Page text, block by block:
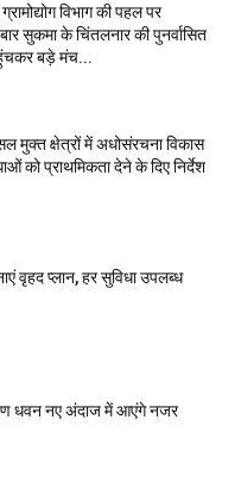
विभाग की पहल पर
सुकमा के चिंतलनार की पुनर्वासित
बड़े मंच...
मुक्त क्षेत्रों में अधोसंरचना विकास
को प्राथमिकता देने के दिए निर्देश
वृहद प्लान, हर सुविधा उपलब्ध
धवन नए अंदाज में आएंगे नजर